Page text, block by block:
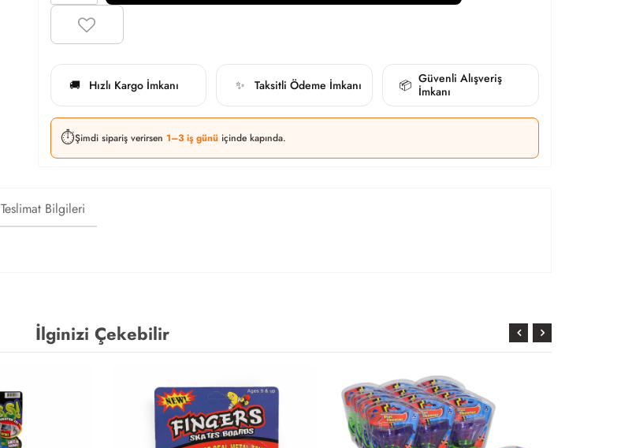
🚚 Hızlı Kargo İmkanı ✨ Taksitli Ödeme İmkanı 📦 Güvenli Alışveriş
İmkanı
⏱️Şimdi sipariş verirsen 1–3 iş günü içinde kapında.
Teslimat Bilgileri
İlginizi Çekebilir